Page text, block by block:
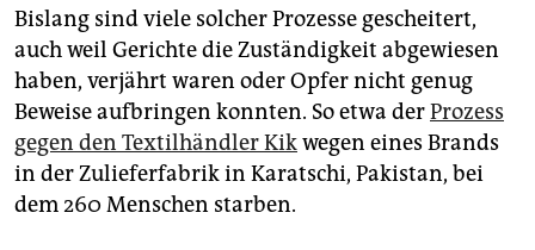
Bislang sind viele solcher Prozesse gescheitert,
auch weil Gerichte die Zuständigkeit abgewiesen
haben, verjährt waren oder Opfer nicht genug
Beweise aufbringen konnten. So etwa derProzess
gegen den Textilhändler Kikwegen eines Brands
in der Zulieferfabrik in Karatschi, Pakistan, bei
dem 260 Menschen starben.